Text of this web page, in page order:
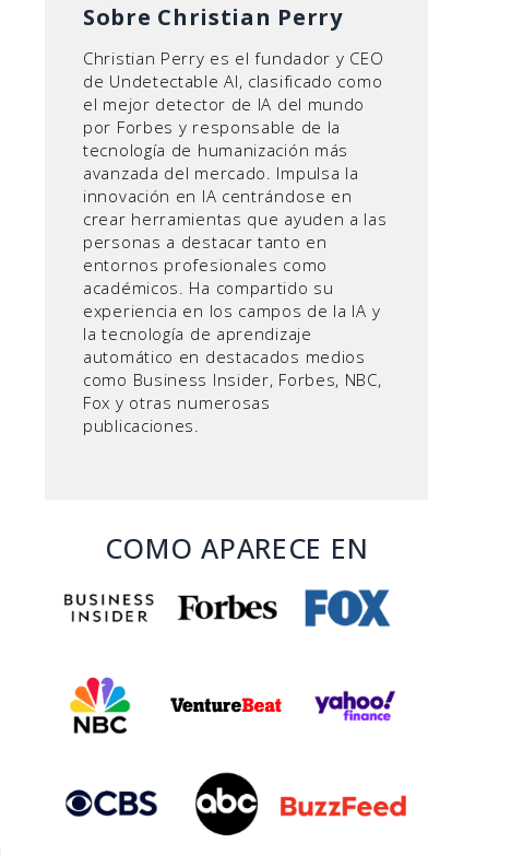
Sobre Christian Perry
Christian Perry es el fundador y CEO
de Undetectable AI, clasificado como
el mejor detector de IA del mundo
por Forbes y responsable de la
tecnología de humanización más
avanzada del mercado. Impulsa la
innovación en IA centrándose en
crear herramientas que ayuden a las
personas a destacar tanto en
entornos profesionales como
académicos. Ha compartido su
experiencia en los campos de la IA y
la tecnología de aprendizaje
automático en destacados medios
como Business Insider, Forbes, NBC,
Fox y otras numerosas
publicaciones.
COMO APARECE EN